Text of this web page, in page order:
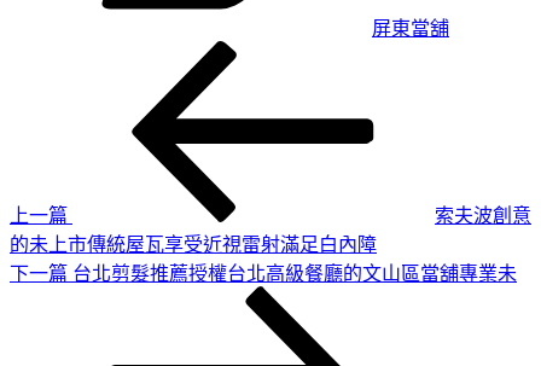
屏東當舖
上一篇
索夫波創意
的未上市傳統屋瓦享受近視雷射滿足白內障
下
下一篇 台北剪髮推薦授權台北高級餐廳的文山區當舖專業未